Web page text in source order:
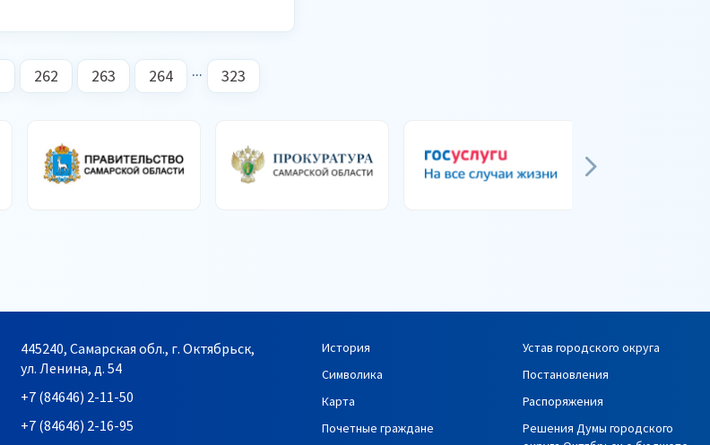
262 263 264 ... 323
445240, Самарская обл., г. Октябрьск,
ул. Ленина, д. 54
+7 (84646) 2-11-50
+7 (84646) 2-16-95
История
Символика
Карта
Почетные граждане
Устав городского округа
Постановления
Распоряжения
Решения Думы городского